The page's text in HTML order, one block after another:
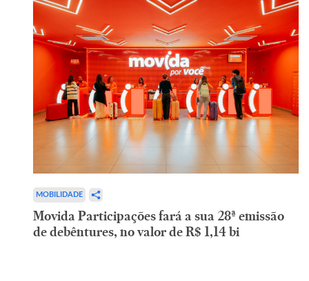
MOBILIDADE
Movida Participações fará a sua 28ª emissão
de debêntures, no valor de R$ 1,14 bi